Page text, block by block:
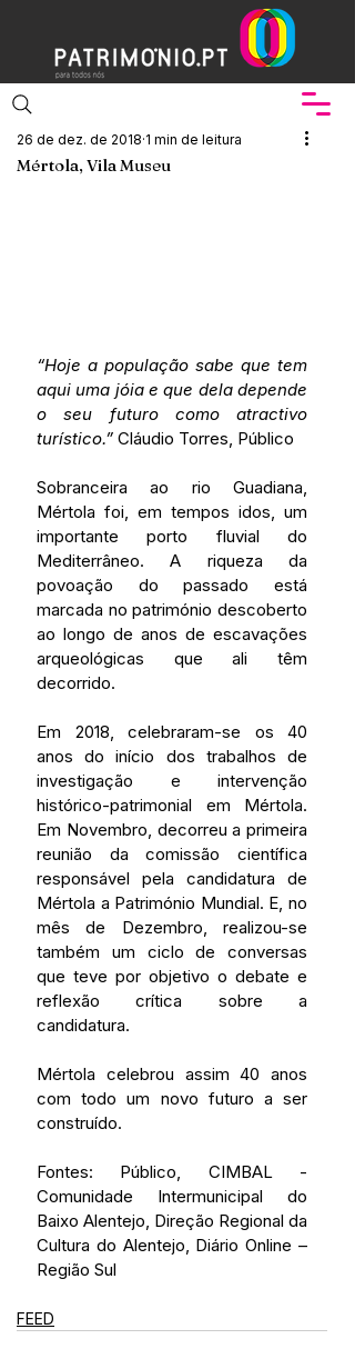
Mértola, Vila Museu
26 de dez. de 2018 1 min de leitura
“Hoje a população sabe que tem
aqui uma jóia e que dela depende
o seu futuro como atractivo
turístico.” Cláudio Torres, Público
Sobranceira ao rio Guadiana,
Mértola foi, em tempos idos, um
importante porto fluvial do
Mediterrâneo. A riqueza da
povoação do passado está
marcada no património descoberto
ao longo de anos de escavações
arqueológicas que ali têm
decorrido.
Em 2018, celebraram-se os 40
anos do início dos trabalhos de
investigação e intervenção
histórico-patrimonial em Mértola.
Em Novembro, decorreu a primeira
reunião da comissão científica
responsável pela candidatura de
Mértola a Património Mundial. E, no
mês de Dezembro, realizou-se
também um ciclo de conversas
que teve por objetivo o debate e
reflexão crítica sobre a
candidatura.
Mértola celebrou assim 40 anos
com todo um novo futuro a ser
construído.
Fontes: Público, CIMBAL -
Comunidade Intermunicipal do
Baixo Alentejo, Direção Regional da
Cultura do Alentejo, Diário Online –
Região Sul
FEED